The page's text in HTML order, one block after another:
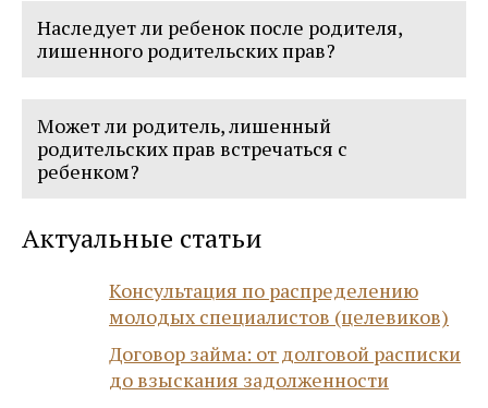
Актуальные статьи
Консультация по распределению
молодых специалистов (целевиков)
Договор займа: от долговой расписки
до взыскания задолженности
Да. Обязан, в полном объеме.
Наследует ли ребенок после родителя,
лишенного родительских прав?
- нет.
Может ли родитель, лишенный
родительских прав встречаться с
ребенком?
При наличии желания, со стороны ребенка
достигшего 10 лет и согласия опекуна может
быть установлен порядок встреч.